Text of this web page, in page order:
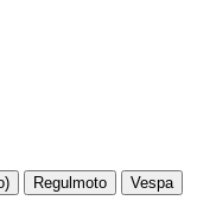
Regulmoto
Vespa